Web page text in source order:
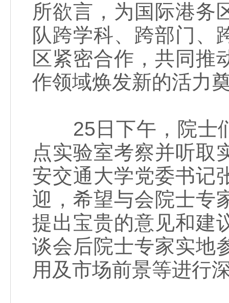
所欲言，为国际港务
队跨学科、跨部门、
区紧密合作，共同推
作领域焕发新的活力
25日下午，院士们
点实验室考察并听取
安交通大学党委书记
迎，希望与会院士专
提出宝贵的意见和建
谈会后院士专家实地
用及市场前景等进行